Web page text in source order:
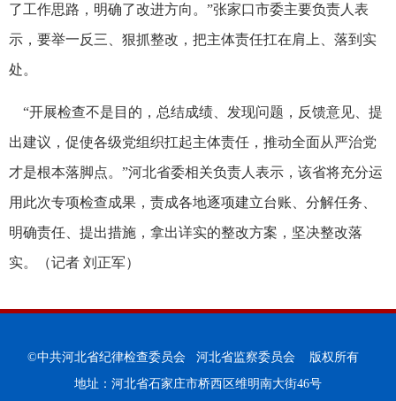
了工作思路，明确了改进方向。”张家口市委主要负责人表
示，要举一反三、狠抓整改，把主体责任扛在肩上、落到实
处。
“开展检查不是目的，总结成绩、发现问题，反馈意见、提
出建议，促使各级党组织扛起主体责任，推动全面从严治党
才是根本落脚点。”河北省委相关负责人表示，该省将充分运
用此次专项检查成果，责成各地逐项建立台账、分解任务、
明确责任、提出措施，拿出详实的整改方案，坚决整改落
实。（记者 刘正军）
©中共河北省纪律检查委员会 河北省监察委员会 版权所有
地址：河北省石家庄市桥西区维明南大街46号